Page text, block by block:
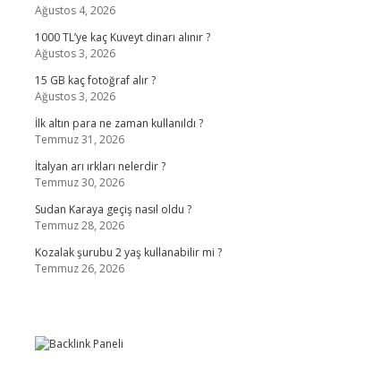
Ağustos 4, 2026
1000 TL’ye kaç Kuveyt dinarı alınır ?
Ağustos 3, 2026
15 GB kaç fotoğraf alır ?
Ağustos 3, 2026
İlk altın para ne zaman kullanıldı ?
Temmuz 31, 2026
İtalyan arı ırkları nelerdir ?
Temmuz 30, 2026
Sudan Karaya geçiş nasıl oldu ?
Temmuz 28, 2026
Kozalak şurubu 2 yaş kullanabilir mi ?
Temmuz 26, 2026